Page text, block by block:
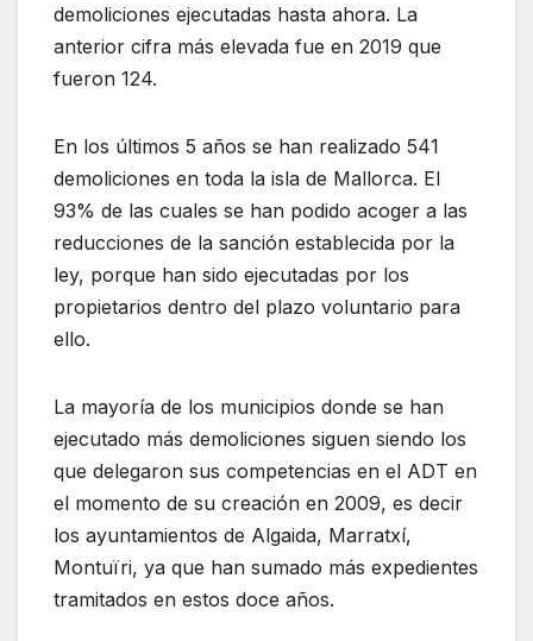
demoliciones ejecutadas hasta ahora. La
anterior cifra más elevada fue en 2019 que
fueron 124.
En los últimos 5 años se han realizado 541
demoliciones en toda la isla de Mallorca. El
93% de las cuales se han podido acoger a las
reducciones de la sanción establecida por la
ley, porque han sido ejecutadas por los
propietarios dentro del plazo voluntario para
ello.
La mayoría de los municipios donde se han
ejecutado más demoliciones siguen siendo los
que delegaron sus competencias en el ADT en
el momento de su creación en 2009, es decir
los ayuntamientos de Algaida, Marratxí,
Montuïri, ya que han sumado más expedientes
tramitados en estos doce años.